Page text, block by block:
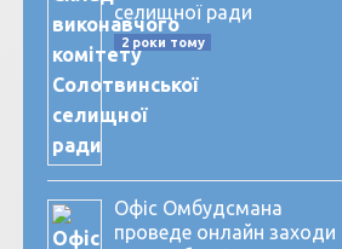
селищної ради
2 роки тому
Офіс Омбудсмана
проведе онлайн заходи